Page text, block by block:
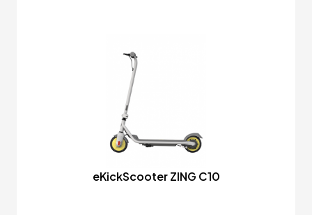
eKickScooter ZING C10